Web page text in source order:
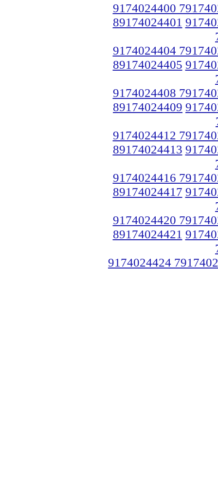
9174024400
89174024401
9174024404
89174024405
9174024408
89174024409
9174024412
89174024413
9174024416
89174024417
9174024420
89174024421
9174024424